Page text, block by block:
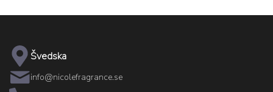
Švedska
info@nicolefragrance.se